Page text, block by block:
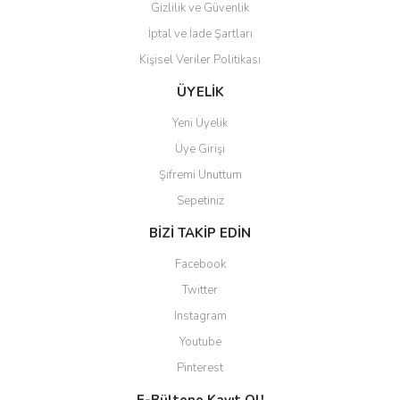
Gizlilik ve Güvenlik
İptal ve İade Şartları
Kişisel Veriler Politikası
ÜYELİK
Yeni Üyelik
Üye Girişi
Şifremi Unuttum
Sepetiniz
BİZİ TAKİP EDİN
Facebook
Twitter
Instagram
Youtube
Pinterest